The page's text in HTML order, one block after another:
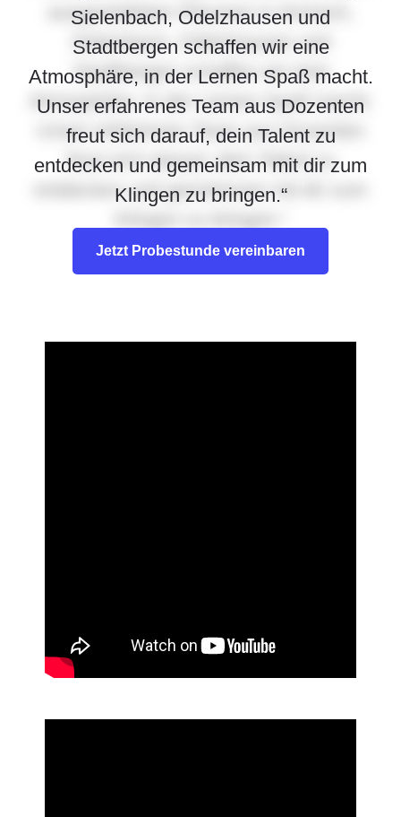
Sielenbach, Odelzhausen und
Stadtbergen schaffen wir eine
Atmosphäre, in der Lernen Spaß macht.
Unser erfahrenes Team aus Dozenten
freut sich darauf, dein Talent zu
entdecken und gemeinsam mit dir zum
Klingen zu bringen.“
Jetzt Probestunde vereinbaren